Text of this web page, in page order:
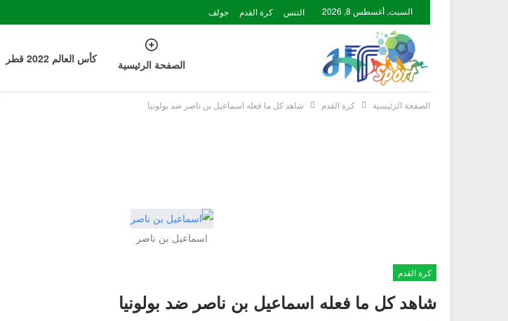
السبت, أغسطس 8, 2026 التنس كرة القدم جولف
الصفحة الرئيسية كأس العالم 2022 قطر
الصفحة الرئيسية كرة القدم شاهد كل ما فعله اسماعيل بن ناصر ضد بولونيا
اسماعيل بن ناصر
كرة القدم
شاهد كل ما فعله اسماعيل بن ناصر ضد بولونيا